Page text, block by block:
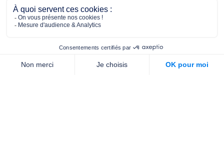
2/4 place de l’Abbé G. Hénocque
75637 PARIS CEDEX 13
01 40 78 06 56
Nous contacter
Qui sommes-nous ?